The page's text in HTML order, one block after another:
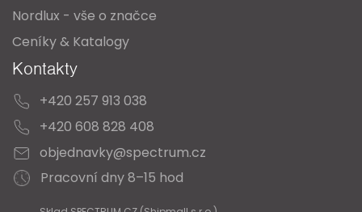
Nordlux - vše o značce
Ceníky & Katalogy
Kontakty
+420 257 913 038
+420 608 828 408
objednavky@spectrum.cz
Pracovní dny 8–15 hod